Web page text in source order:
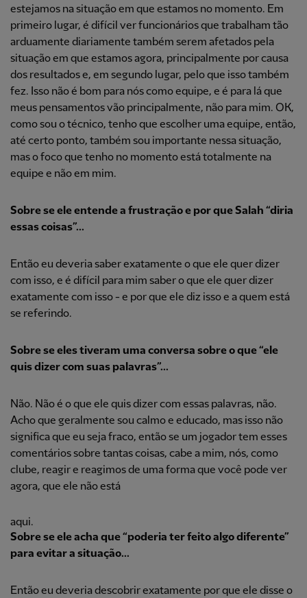
estejamos na situação em que estamos no momento. Em
primeiro lugar, é difícil ver funcionários que trabalham tão
arduamente diariamente também serem afetados pela
situação em que estamos agora, principalmente por causa
dos resultados e, em segundo lugar, pelo que isso também
fez. Isso não é bom para nós como equipe, e é para lá que
meus pensamentos vão principalmente, não para mim. OK,
como sou o técnico, tenho que escolher uma equipe, então,
até certo ponto, também sou importante nessa situação,
mas o foco que tenho no momento está totalmente na
equipe e não em mim.
Sobre se ele entende a frustração e por que Salah “diria
essas coisas”...
Então eu deveria saber exatamente o que ele quer dizer
com isso, e é difícil para mim saber o que ele quer dizer
exatamente com isso - e por que ele diz isso e a quem está
se referindo.
Sobre se eles tiveram uma conversa sobre o que “ele
quis dizer com suas palavras”...
Não. Não é o que ele quis dizer com essas palavras, não.
Acho que geralmente sou calmo e educado, mas isso não
significa que eu seja fraco, então se um jogador tem esses
comentários sobre tantas coisas, cabe a mim, nós, como
clube, reagir e reagimos de uma forma que você pode ver
agora, que ele não está
aqui.
Sobre se ele acha que “poderia ter feito algo diferente”
para evitar a situação...
Então eu deveria descobrir exatamente por que ele disse o